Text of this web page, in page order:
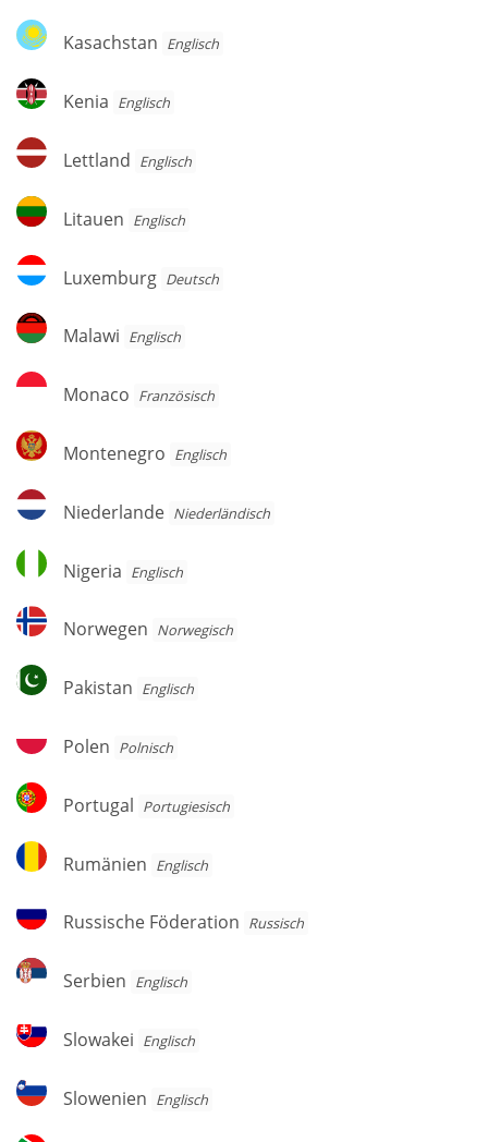
Kasachstan
Kasachstan Englisch
Kenia
Kenia Englisch
Lettland
Lettland Englisch
Litauen
Litauen Englisch
Luxemburg
Luxemburg Deutsch
Malawi
Malawi Englisch
Monaco
Monaco Französisch
Montenegro
Montenegro Englisch
Niederlande
Niederlande Niederländisch
Nigeria
Nigeria Englisch
Norwegen
Norwegen Norwegisch
Pakistan
Pakistan Englisch
Polen
Polen Polnisch
Portugal
Portugal Por­tu­gie­sisch
Rumänien
Rumänien Englisch
Russische
Föderation
Russische Föderation Russisch
Serbien
Serbien Englisch
Slowakei
Slowakei Englisch
Slowenien
Slowenien Englisch